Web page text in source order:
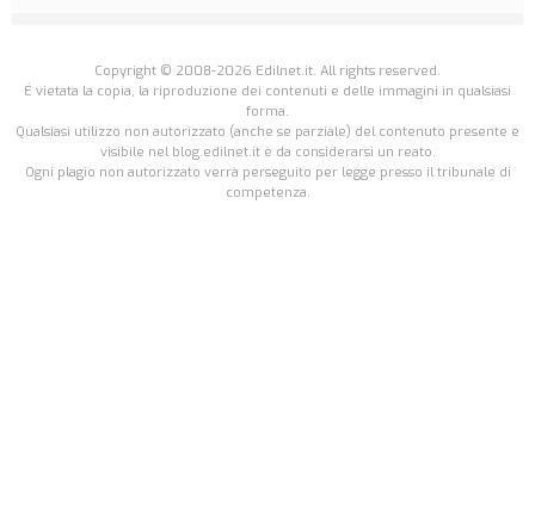
Copyright © 2008-2026 Edilnet.it. All rights reserved.
É vietata la copia, la riproduzione dei contenuti e delle immagini in qualsiasi
forma.
Qualsiasi utilizzo non autorizzato (anche se parziale) del contenuto presente e
visibile nel blog.edilnet.it è da considerarsi un reato.
Ogni plagio non autorizzato verrà perseguito per legge presso il tribunale di
competenza.